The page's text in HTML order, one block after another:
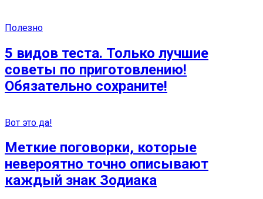
Полезно
5 видов теста. Только лучшие
советы по приготовлению!
Обязательно сохраните!
Вот это да!
Меткие поговорки, которые
невероятно точно описывают
каждый знак Зодиака